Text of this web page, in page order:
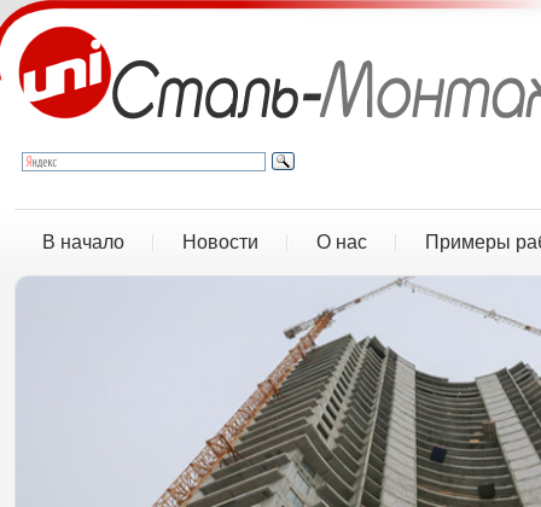
В начало Новости О нас Примеры